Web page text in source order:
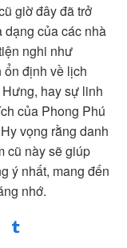
giờ đây đã trở
dạng của các nhà
nghi như
định về lịch
hay sự linh
của Phong Phú
vọng rằng danh
cũ này sẽ giúp
ý nhất, mang đến
nhớ.